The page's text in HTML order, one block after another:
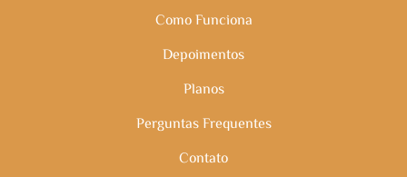
Como Funciona
Depoimentos
Planos
Perguntas Frequentes
Contato